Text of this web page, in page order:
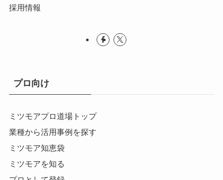
採用情報
プロ向け
ミツモアプロ道場トップ
業種から活用事例を探す
ミツモア知恵袋
ミツモアを知る